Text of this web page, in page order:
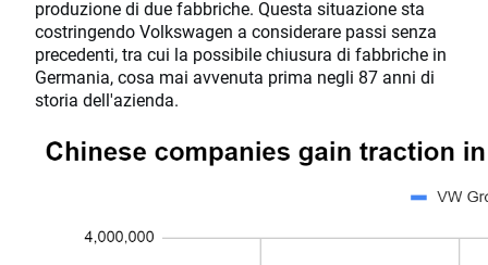
produzione di due fabbriche. Questa situazione sta
costringendo Volkswagen a considerare passi senza
precedenti, tra cui la possibile chiusura di fabbriche in
Germania, cosa mai avvenuta prima negli 87 anni di
storia dell'azienda.